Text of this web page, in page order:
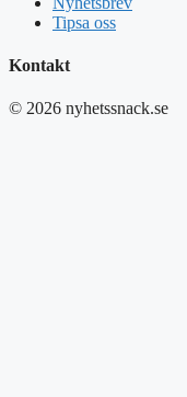
Tipsa oss
Kontakt
© 2026 nyhetssnack.se